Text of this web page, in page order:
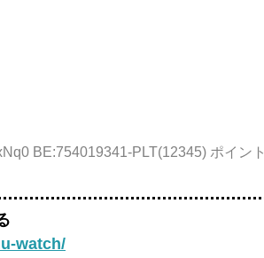
BE:754019341-PLT(12345) ポイント
watch/